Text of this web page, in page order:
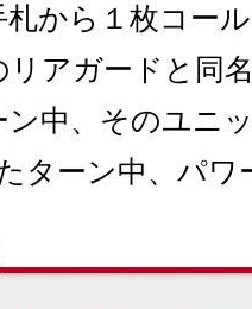
から１枚コー
リアガードと同
ン中、そのユニ
ターン中、パワ